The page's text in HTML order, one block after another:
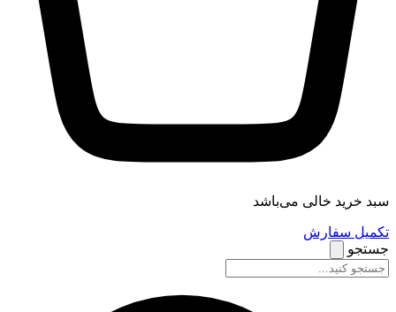
سبد خرید خالی می‌باشد
تکمیل سفارش
جستجو